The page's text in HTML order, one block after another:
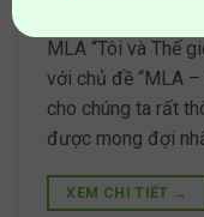
MLA “Tôi và Thế
với chủ đề “MLA
cho chúng ta rất
được mong đợi
XEM CHI TIẾT →